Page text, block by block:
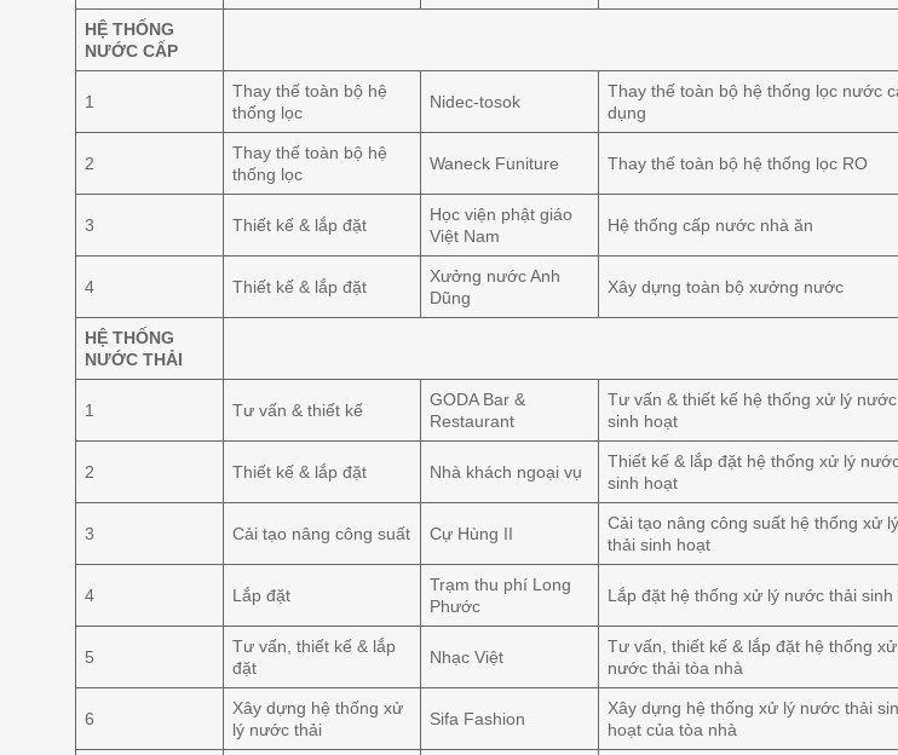
HỆ THỐNG
NƯỚC CẤP
1
Thay thế toàn bộ hệ
thống lọc
Nidec-tosok
Thay thế toàn bộ hệ thống lọc nước
dụng
2
Thay thế toàn bộ hệ
thống lọc
Waneck Funiture Thay thế toàn bộ hệ thống lọc RO
3 Thiết kế & lắp đặt
Học viện phật giáo
Việt Nam
Hệ thống cấp nước nhà ăn
4 Thiết kế & lắp đặt
Xưởng nước Anh
Dũng
Xây dựng toàn bộ xưởng nước
HỆ THỐNG
NƯỚC THẢI
1 Tư vấn & thiết kế
GODA Bar &
Restaurant
Tư vấn & thiết kế hệ thống xử lý
sinh hoạt
2 Thiết kế & lắp đặt Nhà khách ngoại vụ
Thiết kế & lắp đặt hệ thống xử lý
sinh hoạt
3 Cải tạo nâng công suất Cự Hùng II
Cải tạo nâng công suất hệ thống xử
thải sinh hoạt
4 Lắp đặt
Trạm thu phí Long
Phước
Lắp đặt hệ thống xử lý nước thải sinh
5
Tư vấn, thiết kế & lắp
đặt
Nhạc Việt
Tư vấn, thiết kế & lắp đặt hệ thống
nước thải tòa nhà
6
Xây dựng hệ thống xử
lý nước thải
Sifa Fashion
Xây dựng hệ thống xử lý nước thải
hoạt của tòa nhà